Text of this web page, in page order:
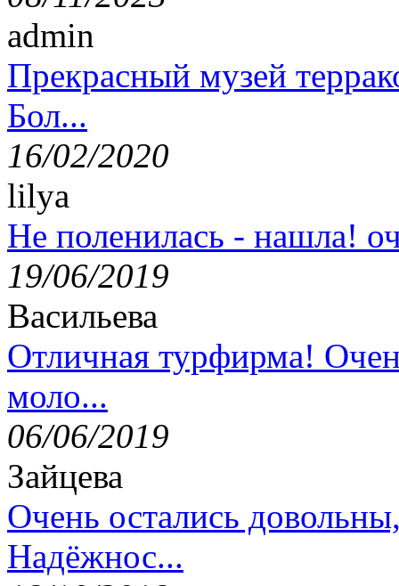
admin
Прекрасный музей
Бол...
16/02/2020
lilya
Не поленилась - нашла!
19/06/2019
Васильева
Отличная турфирма!
моло...
06/06/2019
Зайцева
Очень остались
Надёжнос...